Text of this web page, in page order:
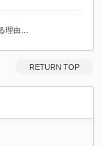
理由…
RETURN TOP